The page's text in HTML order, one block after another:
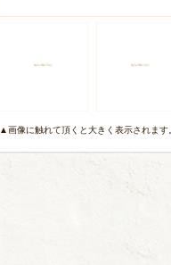
▲画像に触れて頂くと大きく表示されます